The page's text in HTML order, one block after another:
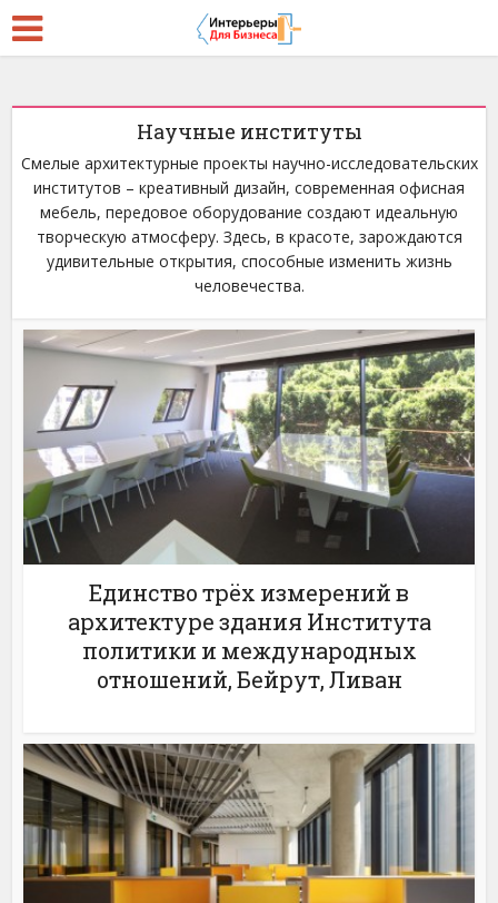
Научные институты
Смелые архитектурные проекты научно-исследовательских
институтов – креативный дизайн, современная офисная
мебель, передовое оборудование создают идеальную
творческую атмосферу. Здесь, в красоте, зарождаются
удивительные открытия, способные изменить жизнь
человечества.
Единство трёх измерений в
архитектуре здания Института
политики и международных
отношений, Бейрут, Ливан